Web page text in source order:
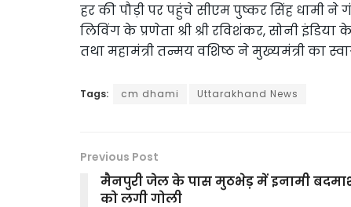
हर की पौड़ी पर पहुंचे सीएम पुष्कर सिंह धामी
लिविंग के प्रणेता श्री श्री रविशंकर, सोनी
तथा महामंत्री तन्मय वशिष्ठ ने मुख्यमंत्री का
Tags: cm dhami Uttarakhand News
Previous Post
मैनपुरी जेल के पास मुठभेड़ में इनामी
को लगी गोली